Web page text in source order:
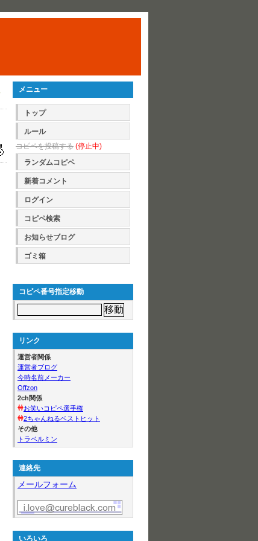
メニュー
トップ
ルール
コピペを投稿する (停止中)
ランダムコピペ
新着コメント
ログイン
コピペ検索
お知らせブログ
ゴミ箱
コピペ番号指定移動
リンク
運営者関係
運営者ブログ
今時名前メーカー
Offzon
2ch関係
お笑いコピペ選手権
2ちゃんねるベストヒット
その他
トラベルミン
連絡先
メールフォーム
いろいろ